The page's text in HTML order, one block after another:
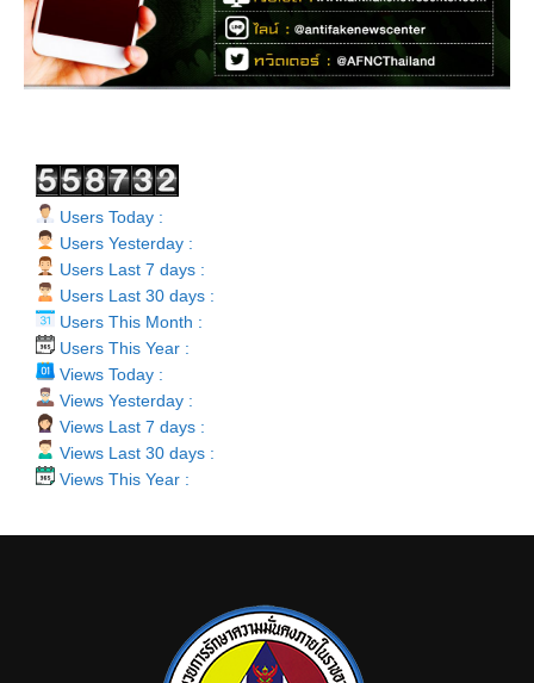
Users Today :
Users Yesterday :
Users Last 7 days :
Users Last 30 days :
Users This Month :
Users This Year :
Views Today :
Views Yesterday :
Views Last 7 days :
Views Last 30 days :
Views This Year :